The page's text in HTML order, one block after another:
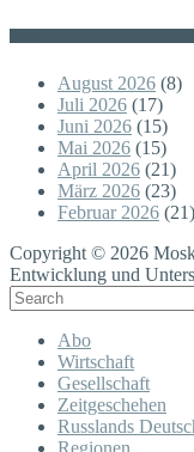
August 2026 (8)
Juli 2026 (17)
Juni 2026 (15)
Mai 2026 (15)
April 2026 (21)
März 2026 (23)
Februar 2026 (21)
Copyright © 2026
Entwicklung und
Abo
Wirtschaft
Gesellschaft
Zeitgeschehen
Russlands
Regionen